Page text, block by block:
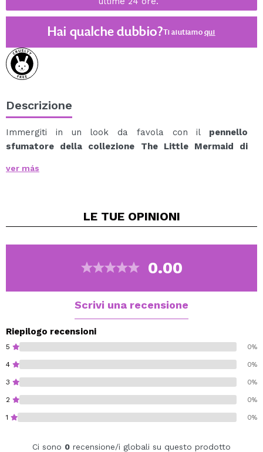
Hai qualche dubbio?Ti aiutiamoqui
Descrizione
Immergiti in un look da favola con il pennello
sfumatore della collezione The Little Mermaid di
Questo pennello per sfumare unisce funzionalità e
La sua testina morbida e soffice è progettata per
fluide e finiture professionali senza sforzo.
per sfumare i contorni, aiuta a ottenere look definiti e
Cruelty free.
ver más
LE TUE OPINIONI
0.00
Scrivi una recensione
Riepilogo recensioni
5 0%
4 0%
3 0%
2 0%
1 0%
Ci sono 0 recensione/i globali su questo prodotto